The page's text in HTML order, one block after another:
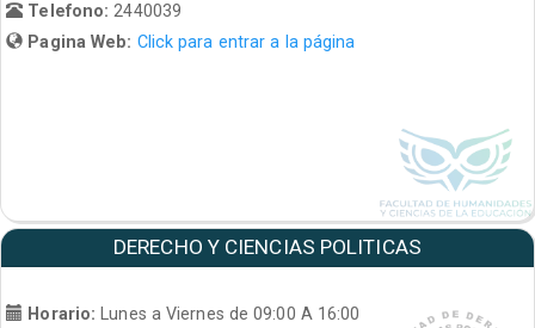
Telefono:2440039
Pagina Web: Click para entrar a la página
DERECHO Y CIENCIAS POLITICAS
Horario:
Lunes a Viernes de 09:00 A 16:00